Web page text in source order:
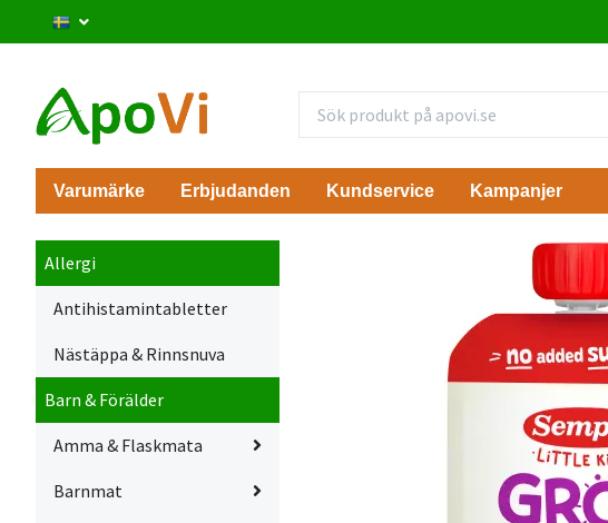
Varumärke Erbjudanden Kundservice Kampanjer
Allergi
Antihistamintabletter
Nästäppa & Rinnsnuva
Barn & Förälder
Amma & Flaskmata
Barnmat